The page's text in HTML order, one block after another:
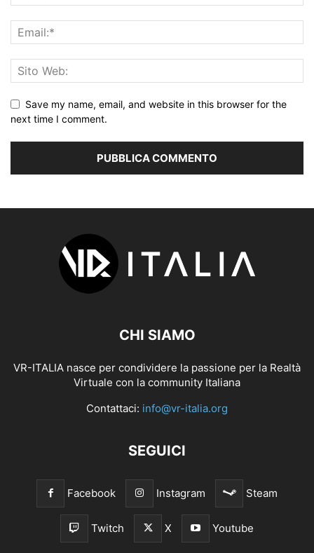
Save my name, email, and website in this browser for the
next time I comment.
CHI SIAMO
VR-ITALIA nasce per condividere la passione per la Realtà
Virtuale con la community Italiana
Contattaci: info@vr-italia.org
SEGUICI
Facebook Instagram Steam
Twitch X Youtube